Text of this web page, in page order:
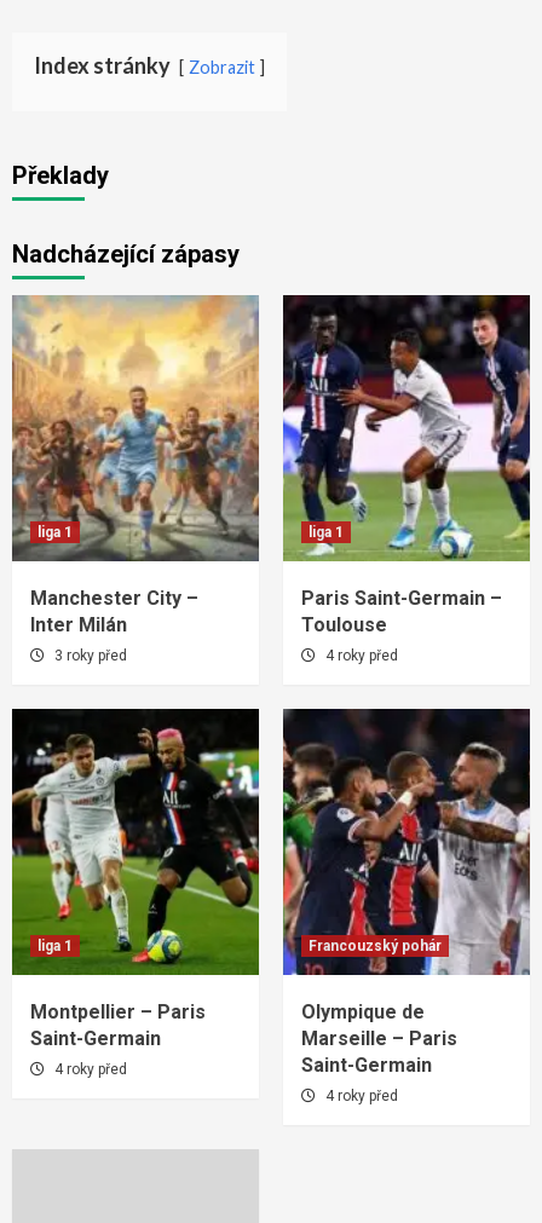
Index stránky Zobrazit
Překlady
Nadcházející zápasy
liga 1
Manchester City –
Inter Milán
3 roky před
liga 1
Paris Saint-Germain –
Toulouse
4 roky před
liga 1
Montpellier – Paris
Saint-Germain
4 roky před
Francouzský pohár
Olympique de
Marseille – Paris
Saint-Germain
4 roky před